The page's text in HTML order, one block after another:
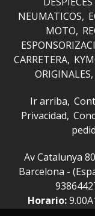
NEUMATICOS
MOTO
CARRETERA
ORIGINALES
Ir arriba
Privacidad
Av Catalunya
Barcelona -
Horario: